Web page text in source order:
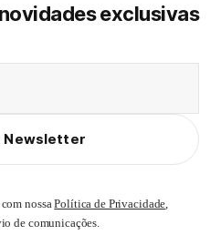
exclusivas
Newsletter
nossaPolítica de Privacidade,
de comunicações.